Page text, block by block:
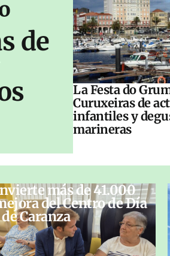
de
La Festa do
Curuxeiras de
infantiles y
marineras
más de 41.000
del Centro de Día
de Caranza